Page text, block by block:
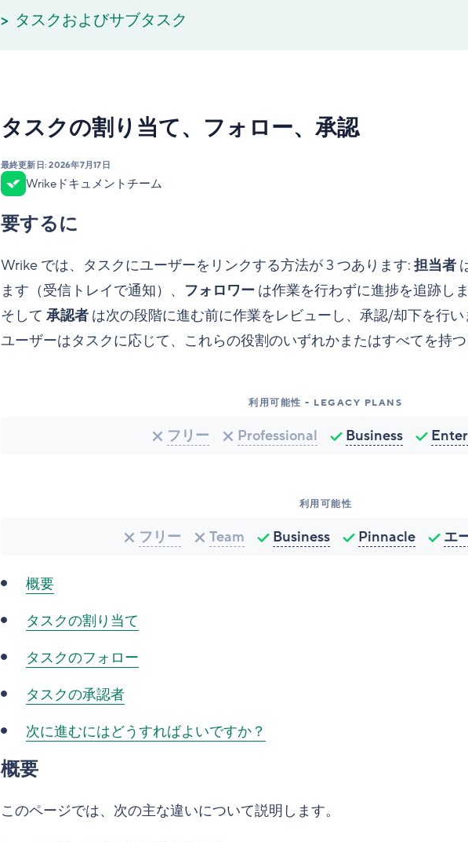
タスクおよびサブタスク
タスクの割り当て、フォロー、承認
最終更新日:2026年7月17日
Wrikeドキュメントチーム
要するに
Wrike では、タスクにユーザーをリンクする方法が 3 つあります: 担当者
ます（受信トレイで通知）、 フォロワーは作業を行わずに進捗を追跡し
そして 承認者は次の段階に進む前に作業をレビューし、承認/却下を行い
ユーザーはタスクに応じて、これらの役割のいずれかまたはすべてを持つ
利用可能性 - LEGACY PLANS
フリー Professional Business
利用可能性
フリー Team Business Pinnacle エ
概要
タスクの割り当て
タスクのフォロー
タスクの承認者
次に進むにはどうすればよいですか？
概要
このページでは、次の主な違いについて説明します。